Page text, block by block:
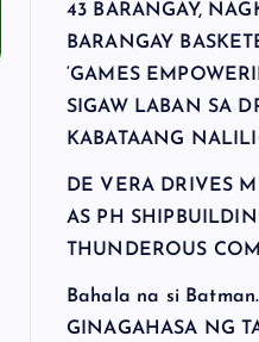
43 BARANGAY,
BARANGAY
‘GAMES
SIGAW LABAN SA
KABATAANG
DE VERA DRIVES
AS PH
THUNDEROUS
Bahala na si
GINAGAHASA NG